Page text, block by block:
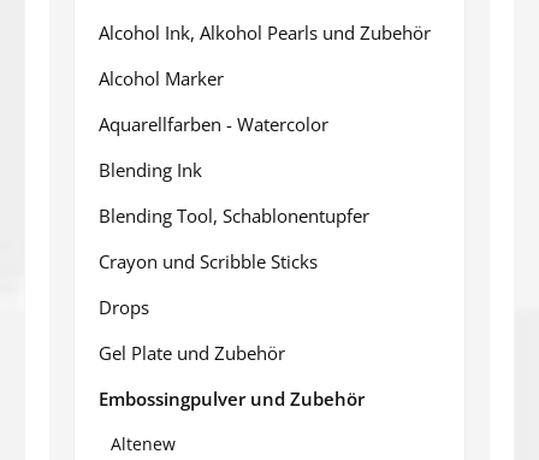
Alcohol Ink, Alkohol Pearls und Zubehör
Alcohol Marker
Aquarellfarben - Watercolor
Blending Ink
Blending Tool, Schablonentupfer
Crayon und Scribble Sticks
Drops
Gel Plate und Zubehör
Embossingpulver und Zubehör
Altenew